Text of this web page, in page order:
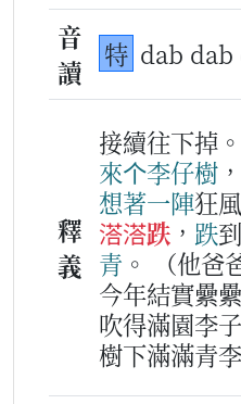
音
讀
特 dab dab
釋
義
接續往下掉。
來个李仔樹 ，
想著一陣狂風
溚溚跌 ， 跌到
青 。
（他爸
今年結實纍
吹得滿園李
樹下滿滿青李